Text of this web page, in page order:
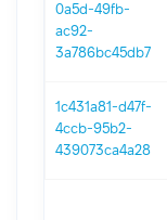
0a5d-49fb-
ac92-
3a786bc45db7
1c431a81-d47f-
4ccb-95b2-
439073ca4a28